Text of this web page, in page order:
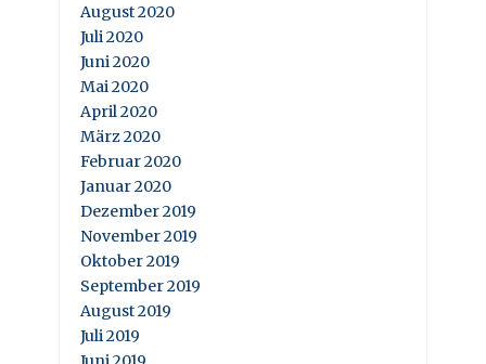
August 2020
Juli 2020
Juni 2020
Mai 2020
April 2020
März 2020
Februar 2020
Januar 2020
Dezember 2019
November 2019
Oktober 2019
September 2019
August 2019
Juli 2019